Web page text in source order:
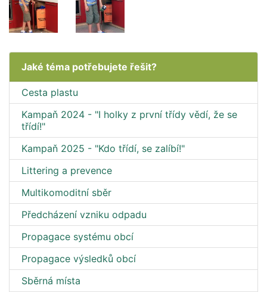
Jaké téma potřebujete řešit?
Cesta plastu
Kampaň 2024 - "I holky z první třídy vědí, že se
třídí!"
Kampaň 2025 - "Kdo třídí, se zalíbí!"
Littering a prevence
Multikomoditní sběr
Předcházení vzniku odpadu
Propagace systému obcí
Propagace výsledků obcí
Sběrná místa